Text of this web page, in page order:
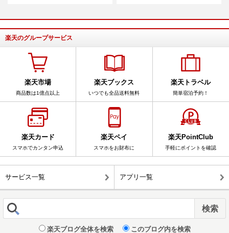
楽天のグループサービス
楽天市場
商品数は1億点以上
楽天ブックス
いつでも全品送料無料
楽天トラベル
簡単宿泊予約！
楽天カード
スマホでカンタン申込
楽天ペイ
スマホをお財布に
楽天PointClub
手軽にポイントを確認
サービス一覧 アプリ一覧
楽天ブログ全体を検索 このブログ内を検索